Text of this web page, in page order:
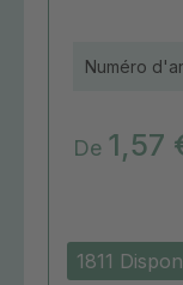
1811
Numéro
De 1,57